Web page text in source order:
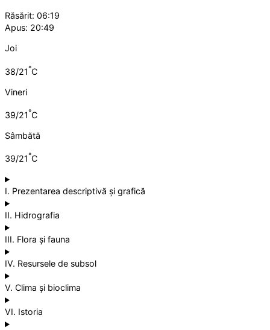
Răsărit: 06:19
Apus: 20:49
Joi
38/21°C
Vineri
39/21°C
Sâmbătă
39/21°C
I. Prezentarea descriptivă și grafică
II. Hidrografia
III. Flora și fauna
IV. Resursele de subsol
V. Clima și bioclima
VI. Istoria